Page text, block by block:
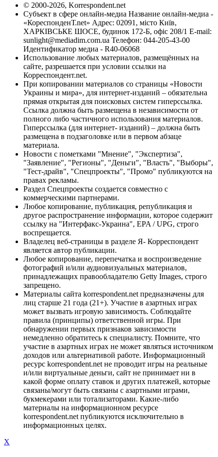
© 2000-2026, Korrespondent.net
Субъект в сфере онлайн-медиа Название онлайн-медиа -
«КореспонденТ.net» Адрес: 02091, місто Київ,
ХАРКІВСЬКЕ ШОСЕ, будинок 172-Б, офіс 208/1 E-mail:
sunlight@mediadim.com.ua Телефон: 044-205-43-00
Идентификатор медиа - R40-06068
Использование любых материалов, размещённых на
сайте, разрешается при условии ссылки на
Корреспондент.net.
При копировании материалов со страницы «Новости
Украины и мира», для интернет-изданий – обязательна
прямая открытая для поисковых систем гиперссылка.
Ссылка должна быть размещена в независимости от
полного либо частичного использования материалов.
Гиперссылка (для интернет- изданий) – должна быть
размещена в подзаголовке или в первом абзаце
материала.
Новости с пометками "Мнение", "Экспертиза",
"Заявление", "Регионы", "Деньги", "Власть", "Выборы",
"Тест-драйв", "Спецпроекты", "Промо" публикуются на
правах рекламы.
Раздел Спецпроекты создается совместно с
коммерческими партнерами.
Любое копирование, публикация, републикация и
другое распространение информации, которое содержит
ссылку на "Интерфакс-Украина", EPA / UPG, строго
воспрещается.
Владелец веб-страницы в разделе Я- Корреспондент
является автор публикации.
Любое копирование, перепечатка и воспроизведение
фотографий и/или аудиовизуальных материалов,
принадлежащих правообладателю Getty Images, строго
запрещено.
Материалы сайта korrespondent.net предназначены для
лиц старше 21 года (21+). Участие в азартных играх
может вызвать игровую зависимость. Соблюдайте
правила (принципы) ответственной игры. При
обнаружении первых признаков зависимости
немедленно обратитесь к специалисту. Помните, что
участие в азартных играх не может являться источником
доходов или альтернативой работе. Информационный
ресурс korrespondent.net не проводит игры на реальные
и/или виртуальные деньги, сайт не принимает ни в
какой форме оплату ставок и других платежей, которые
связаны/могут быть связаны с азартными играми,
букмекерами или тотализаторами. Какие-либо
материалы на информационном ресурсе
korrespondent.net публикуются исключительно в
информационных целях.
X